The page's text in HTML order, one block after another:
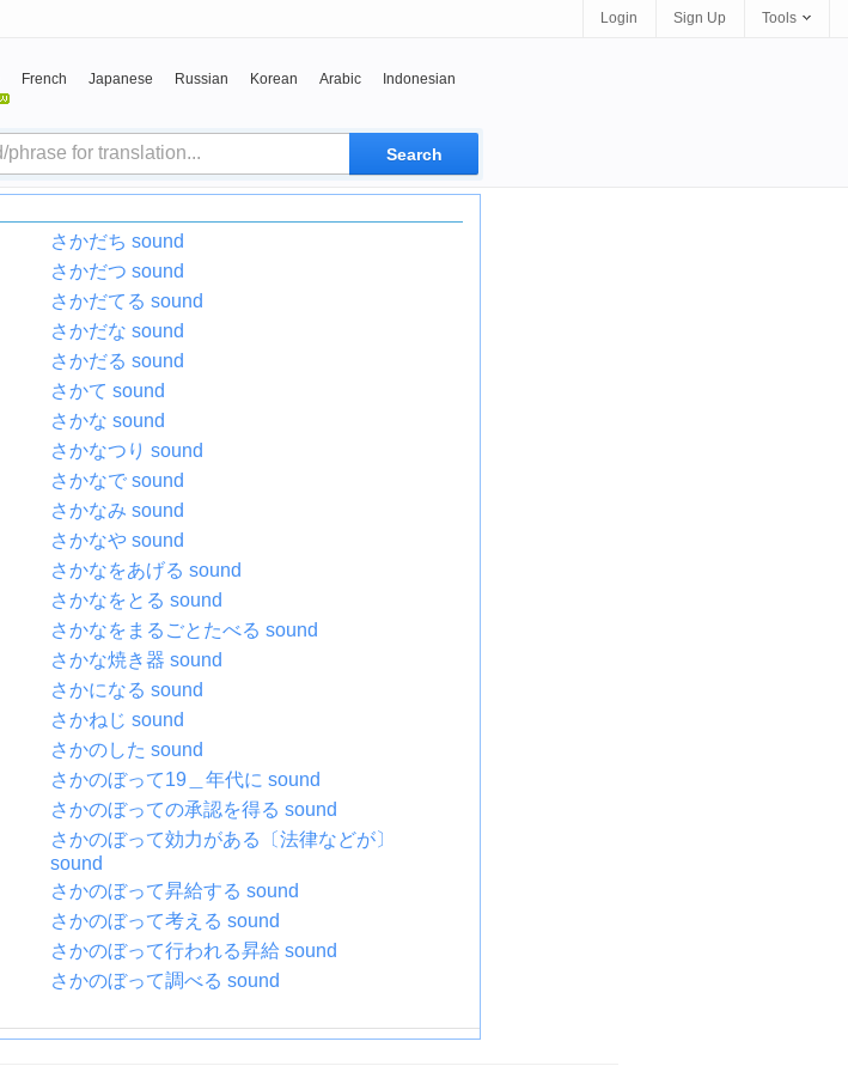
Login Sign Up Tools
French Japanese Russian Korean Arabic
Indonesian
さかだち sound
さかだつ sound
さかだてる sound
さかだな sound
さかだる sound
さかて sound
さかな sound
さかなつり sound
さかなで sound
さかなみ sound
さかなや sound
さかなをあげる sound
さかなをとる sound
さかなをまるごとたべる sound
さかな焼き器 sound
さかになる sound
さかねじ sound
さかのした sound
さかのぼって19＿年代に sound
さかのぼっての承認を得る sound
さかのぼって効力がある〔法律などが〕
sound
さかのぼって昇給する sound
さかのぼって考える sound
さかのぼって行われる昇給 sound
さかのぼって調べる sound